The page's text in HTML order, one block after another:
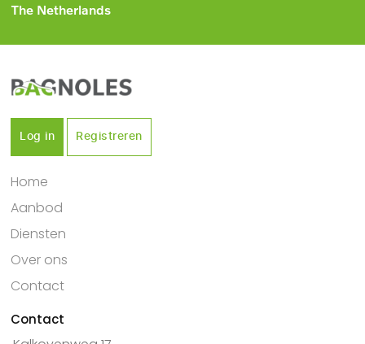
The Netherlands
Log in Registreren
Home
Aanbod
Diensten
Over ons
Contact
Contact